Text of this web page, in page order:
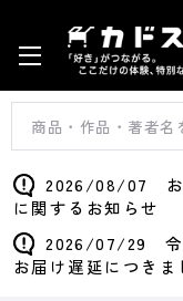
2026/08/07 お
に関するお知らせ
2026/07/29 令
お届け遅延につきま